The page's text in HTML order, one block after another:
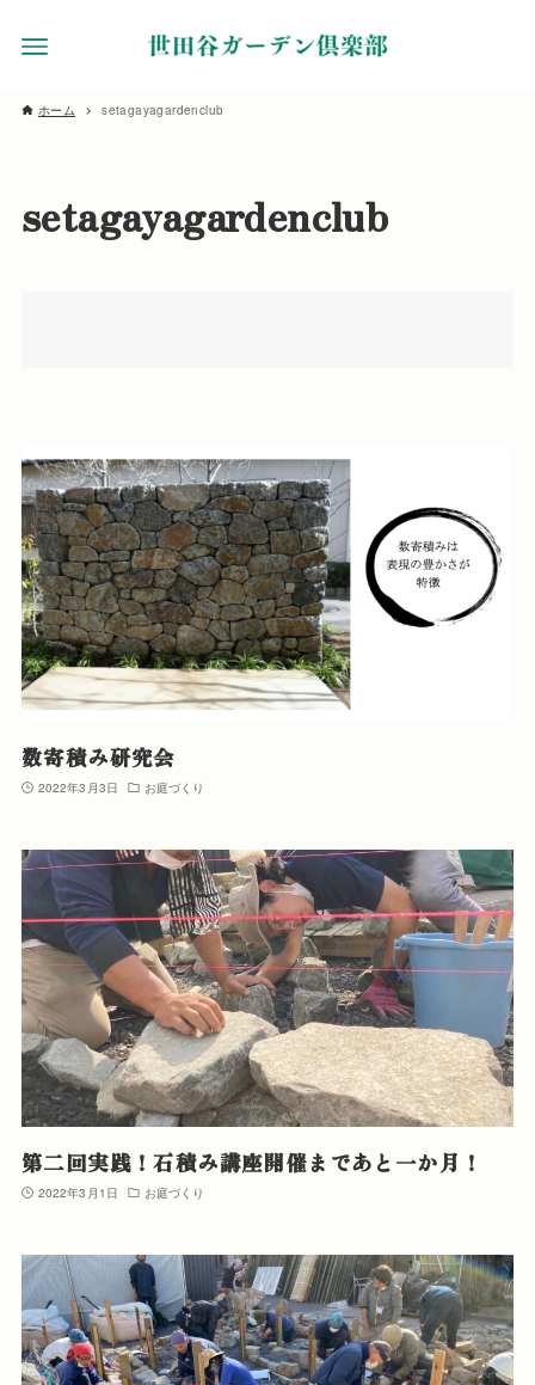
ホーム setagayagardenclub
setagayagardenclub
数寄積み研究会
2022年3月3日 お庭づくり
第二回実践！石積み講座開催まであと一か月！
2022年3月1日 お庭づくり